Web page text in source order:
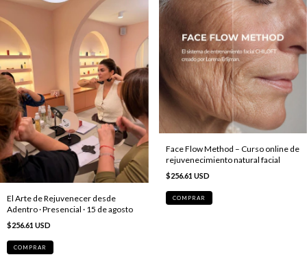
El Arte de Rejuvenecer desde
Adentro · Presencial · 15 de agosto
$256.61 USD
COMPRAR
Face Flow Method – Curso online de
rejuvenecimiento natural facial
$256.61 USD